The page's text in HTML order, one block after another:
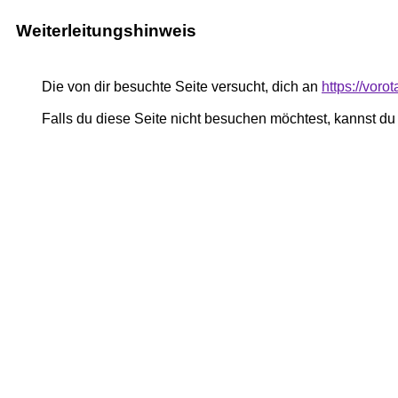
Weiterleitungshinweis
Die von dir besuchte Seite versucht, dich an https://
Falls du diese Seite nicht besuchen möchtest, kannst du